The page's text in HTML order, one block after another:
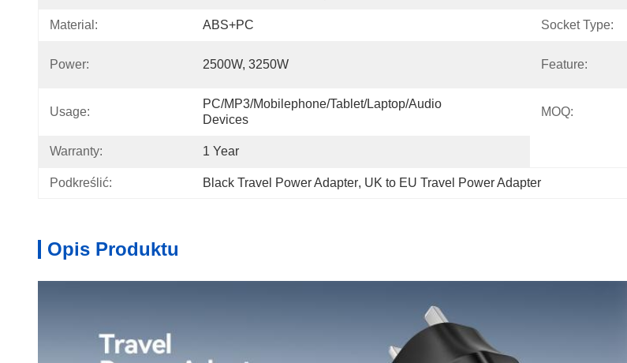
Material: ABS+PC Socket Type:
Power: 2500W, 3250W Feature:
Usage:
PC/MP3/Mobilephone/Tablet/Laptop/Audio
Devices
MOQ:
Warranty: 1 Year
Podkreślić: Black Travel Power Adapter, UK to EU Travel Power Adapter
Opis Produktu